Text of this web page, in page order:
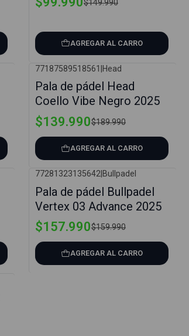
$149.990
AGREGAR AL CARRO
77187589518561 Head
Pala de pádel Head
Coello Vibe Negro 2025
$139.990$189.990
AGREGAR AL CARRO
77281323135642 Bullpadel
Pala de pádel Bullpadel
Vertex 03 Advance 2025
$157.990$159.990
AGREGAR AL CARRO